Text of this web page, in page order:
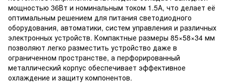
мощностью 36Вт и номинальным током 1.5А, что делает её
оптимальным решением для питания светодиодного
оборудования, автоматики, систем управления и различных
электронных устройств. Компактные размеры 85×58×34 мм
позволяют легко разместить устройство даже в
ограниченном пространстве, а перфорированный
металлический корпус обеспечивает эффективное
охлаждение и защиту компонентов.